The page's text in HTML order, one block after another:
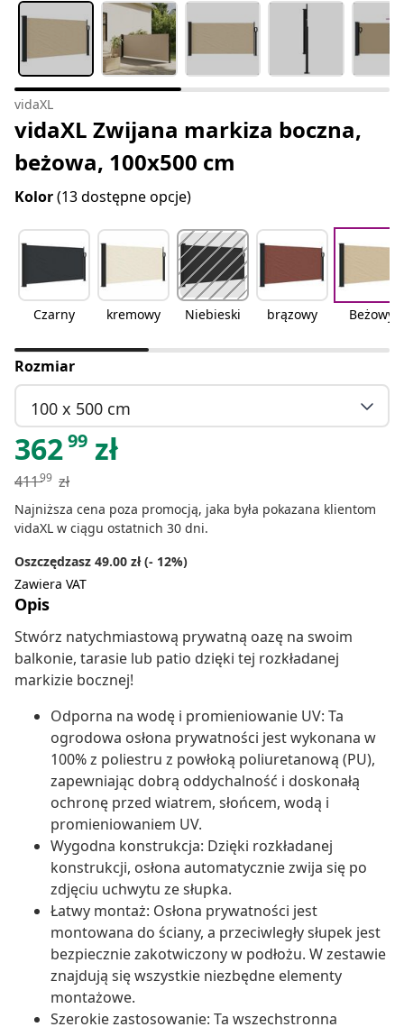
vidaXL
vidaXL Zwijana markiza boczna,
beżowa, 100x500 cm
Kolor(13 dostępne opcje)
Czarny kremowy Niebieski brązowy Beżowy
Rozmiar
100 x 500 cm
36299 zł
41199 zł
Najniższa cena poza promocją, jaka była pokazana klientom
vidaXL w ciągu ostatnich 30 dni.
Oszczędzasz 49.00 zł (- 12%)
Zawiera VAT
Opis
Stwórz natychmiastową prywatną oazę na swoim
balkonie, tarasie lub patio dzięki tej rozkładanej
markizie bocznej!
Odporna na wodę i promieniowanie UV: Ta
ogrodowa osłona prywatności jest wykonana w
100% z poliestru z powłoką poliuretanową (PU),
zapewniając dobrą oddychalność i doskonałą
ochronę przed wiatrem, słońcem, wodą i
promieniowaniem UV.
Wygodna konstrukcja: Dzięki rozkładanej
konstrukcji, osłona automatycznie zwija się po
zdjęciu uchwytu ze słupka.
Łatwy montaż: Osłona prywatności jest
montowana do ściany, a przeciwległy słupek jest
bezpiecznie zakotwiczony w podłożu. W zestawie
znajdują się wszystkie niezbędne elementy
montażowe.
Szerokie zastosowanie: Ta wszechstronna